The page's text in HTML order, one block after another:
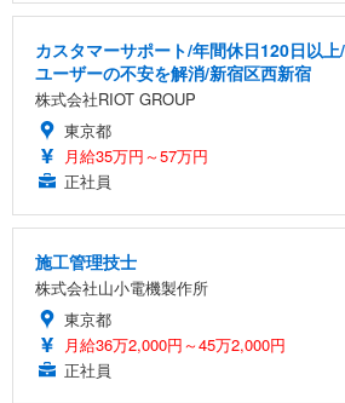
カスタマーサポート/年間休日120日以
ユーザーの不安を解消/新宿区西新宿
株式会社RIOT GROUP
東京都
月給35万円～57万円
正社員
施工管理技士
株式会社山小電機製作所
東京都
月給36万2,000円～45万2,000円
正社員